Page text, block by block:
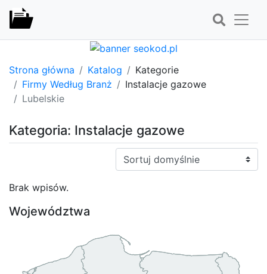
Strona główna Katalog
Kategorie
Firmy Według Branż
Instalacje gazowe
Lubelskie
Kategoria: Instalacje gazowe
Sortuj:
Brak wpisów.
Województwa